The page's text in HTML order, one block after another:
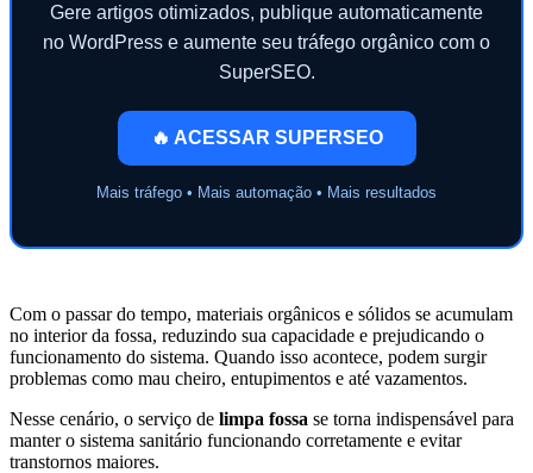
Gere artigos otimizados, publique automaticamente
no WordPress e aumente seu tráfego orgânico com o
SuperSEO.
🔥 ACESSAR SUPERSEO
Mais tráfego • Mais automação • Mais resultados
Com o passar do tempo, materiais orgânicos e sólidos se acumulam
no interior da fossa, reduzindo sua capacidade e prejudicando o
funcionamento do sistema. Quando isso acontece, podem surgir
problemas como mau cheiro, entupimentos e até vazamentos.
Nesse cenário, o serviço de limpa fossa se torna indispensável para
manter o sistema sanitário funcionando corretamente e evitar
transtornos maiores.